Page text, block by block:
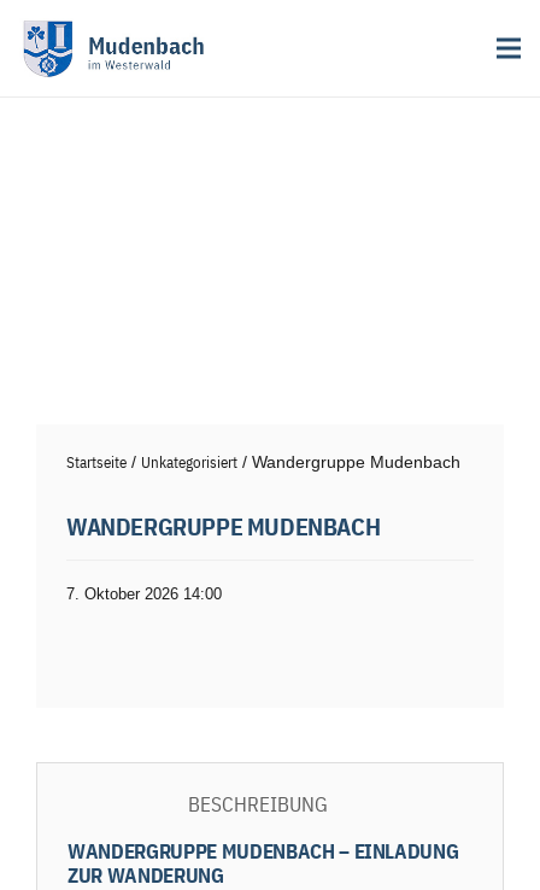
Startseite / Unkategorisiert / Wandergruppe Mudenbach
WANDERGRUPPE MUDENBACH
7. Oktober 2026 14:00
BESCHREIBUNG
WANDERGRUPPE MUDENBACH – EINLADUNG
ZUR WANDERUNG